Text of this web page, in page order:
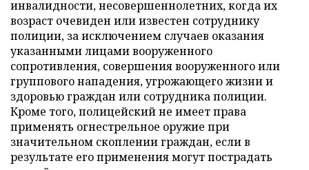
инвалидности, несовершеннолетних, когда их
возраст очевиден или известен сотруднику
полиции, за исключением случаев оказания
указанными лицами вооруженного
сопротивления, совершения вооруженного или
группового нападения, угрожающего жизни и
здоровью граждан или сотрудника полиции.
Кроме того, полицейский не имеет права
применять огнестрельное оружие при
значительном скоплении граждан, если в
результате его применения могут пострадать